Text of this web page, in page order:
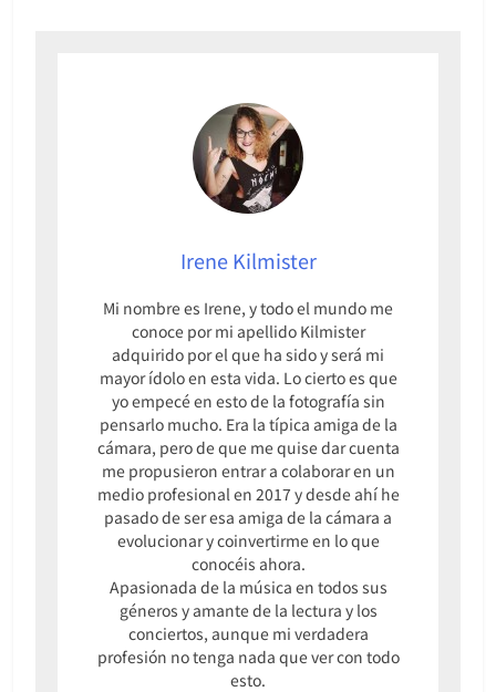
Irene Kilmister
Mi nombre es Irene, y todo el mundo me
conoce por mi apellido Kilmister
adquirido por el que ha sido y será mi
mayor ídolo en esta vida. Lo cierto es que
yo empecé en esto de la fotografía sin
pensarlo mucho. Era la típica amiga de la
cámara, pero de que me quise dar cuenta
me propusieron entrar a colaborar en un
medio profesional en 2017 y desde ahí he
pasado de ser esa amiga de la cámara a
evolucionar y coinvertirme en lo que
conocéis ahora.
Apasionada de la música en todos sus
géneros y amante de la lectura y los
conciertos, aunque mi verdadera
profesión no tenga nada que ver con todo
esto.